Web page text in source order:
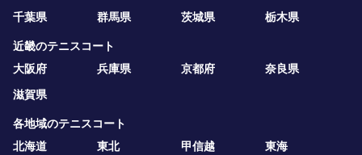
千葉県
群馬県 茨城県 栃木県
近畿のテニスコート
大阪府
兵庫県 京都府
奈良県
滋賀県
各地域のテニスコート
北海道
東北 甲信越
東海